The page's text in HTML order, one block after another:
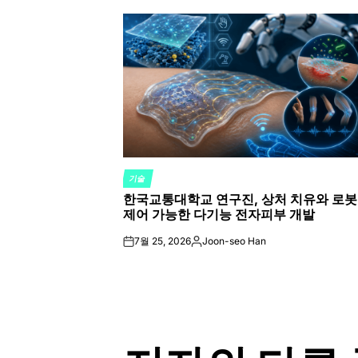
POSTED
IN
기술
한국교통대학교 연구진, 상처 치유와 로봇
제어 가능한 다기능 전자피부 개발
on7월 25, 2026Posted
Joon-seo Han